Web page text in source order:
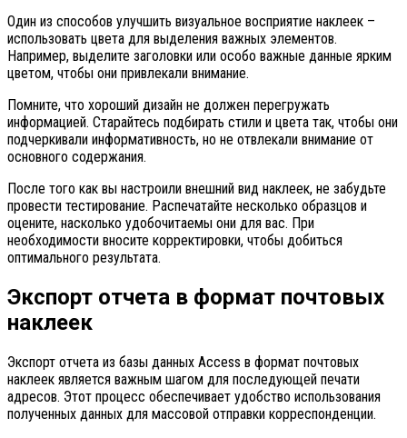
Один из способов улучшить визуальное восприятие наклеек –
использовать цвета для выделения важных элементов.
Например, выделите заголовки или особо важные данные ярким
цветом, чтобы они привлекали внимание.
Помните, что хороший дизайн не должен перегружать
информацией. Старайтесь подбирать стили и цвета так, чтобы они
подчеркивали информативность, но не отвлекали внимание от
основного содержания.
После того как вы настроили внешний вид наклеек, не забудьте
провести тестирование. Распечатайте несколько образцов и
оцените, насколько удобочитаемы они для вас. При
необходимости вносите корректировки, чтобы добиться
оптимального результата.
Экспорт отчета в формат почтовых
наклеек
Экспорт отчета из базы данных Access в формат почтовых
наклеек является важным шагом для последующей печати
адресов. Этот процесс обеспечивает удобство использования
полученных данных для массовой отправки корреспонденции.